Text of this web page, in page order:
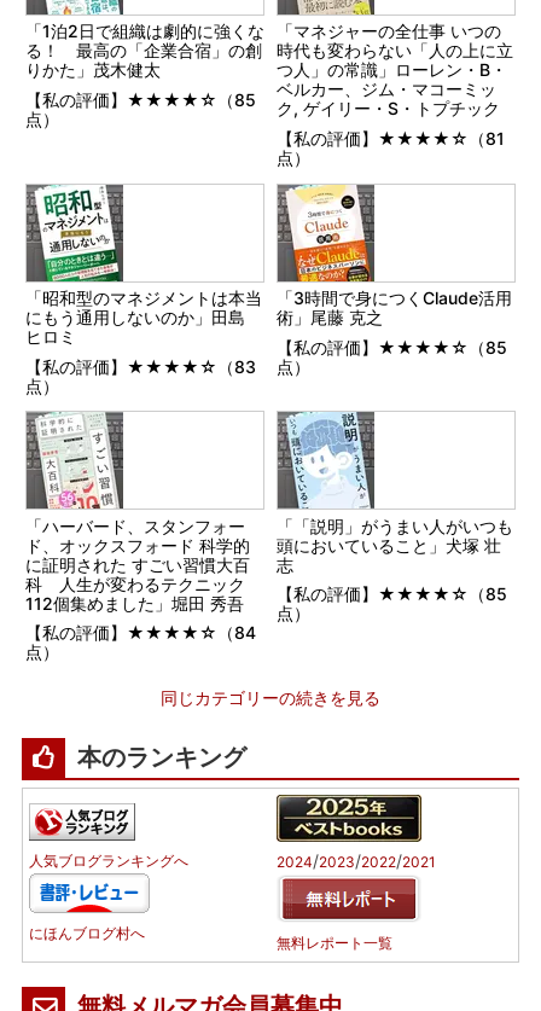
「1泊2日で組織は劇的に強くな
る！ 最高の「企業合宿」の創
りかた」茂木健太
【私の評価】★★★★☆（85
点）
「マネジャーの全仕事 いつの
時代も変わらない「人の上に立
つ人」の常識」ローレン・B・
ベルカー、ジム・マコーミッ
ク, ゲイリー・S・トプチック
【私の評価】★★★★☆（81
点）
「昭和型のマネジメントは本当
にもう通用しないのか」田島
ヒロミ
【私の評価】★★★★☆（83
点）
「3時間で身につくClaude活用
術」尾藤 克之
【私の評価】★★★★☆（85
点）
「ハーバード、スタンフォー
ド、オックスフォード 科学的
に証明された すごい習慣大百
科 人生が変わるテクニック
112個集めました」堀田 秀吾
【私の評価】★★★★☆（84
点）
「「説明」がうまい人がいつも
頭においていること」犬塚 壮
志
【私の評価】★★★★☆（85
点）
同じカテゴリーの続きを見る
本のランキング
人気ブログランキングへ
にほんブログ村へ
2024/2023/2022/2021
無料レポート一覧